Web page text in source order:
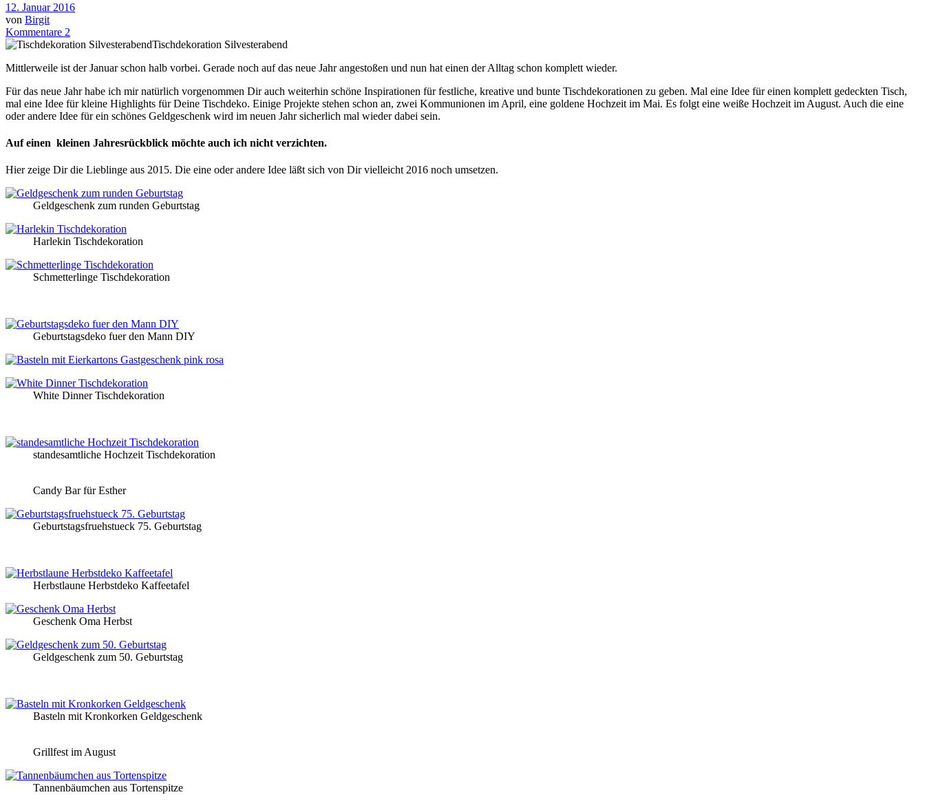
12. Januar 2016
von Birgit
Kommentare 2
Tischdekoration Silvesterabend
Mittlerweile ist der Januar schon halb vorbei. Gerade noch auf das neue Jahr angestoßen und nun hat einen der Alltag schon komplett wieder.
Für das neue Jahr habe ich mir natürlich vorgenommen Dir auch weiterhin schöne Inspirationen für festliche, kreative und bunte Tischdekorationen zu geben. Mal eine Idee für einen komplett gedeckten Tisch,
mal eine Idee für kleine Highlights für Deine Tischdeko. Einige Projekte stehen schon an, zwei Kommunionen im April, eine goldene Hochzeit im Mai. Es folgt eine weiße Hochzeit im August. Auch die eine
oder andere Idee für ein schönes Geldgeschenk wird im neuen Jahr sicherlich mal wieder dabei sein.
Auf einen kleinen Jahresrückblick möchte auch ich nicht verzichten.
Hier zeige Dir die Lieblinge aus 2015. Die eine oder andere Idee läßt sich von Dir vielleicht 2016 noch umsetzen.
Geldgeschenk zum runden Geburtstag
Harlekin Tischdekoration
Schmetterlinge Tischdekoration
Geburtstagsdeko fuer den Mann DIY
White Dinner Tischdekoration
standesamtliche Hochzeit Tischdekoration
Candy Bar für Esther
Geburtstagsfruehstueck 75. Geburtstag
Herbstlaune Herbstdeko Kaffeetafel
Geschenk Oma Herbst
Geldgeschenk zum 50. Geburtstag
Basteln mit Kronkorken Geldgeschenk
Grillfest im August
Tannenbäumchen aus Tortenspitze